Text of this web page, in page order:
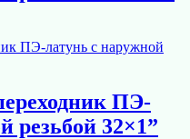
ПЭ-
резьбой 32×1”